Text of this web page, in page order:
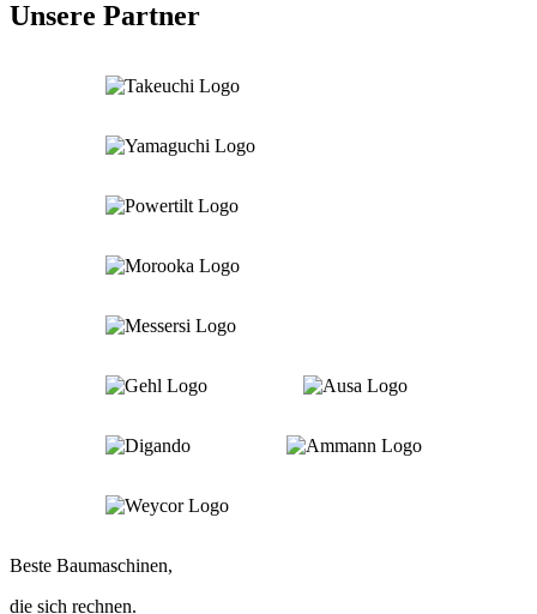
Unsere Partner
Beste Baumaschinen,
die sich rechnen.